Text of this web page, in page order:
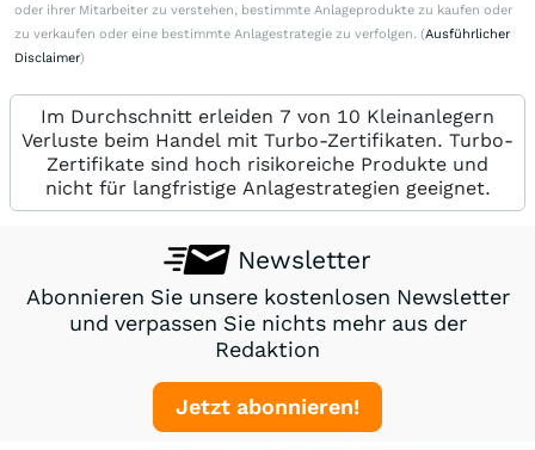
oder ihrer Mitarbeiter zu verstehen, bestimmte Anlageprodukte zu kaufen oder
zu verkaufen oder eine bestimmte Anlagestrategie zu verfolgen. (Ausführlicher
Disclaimer)
Im Durchschnitt erleiden 7 von 10 Kleinanlegern
Verluste beim Handel mit Turbo-Zertifikaten. Turbo-
Zertifikate sind hoch risikoreiche Produkte und
nicht für langfristige Anlagestrategien geeignet.
Newsletter
Abonnieren Sie unsere kostenlosen Newsletter
und verpassen Sie nichts mehr aus der
Redaktion
Jetzt abonnieren!